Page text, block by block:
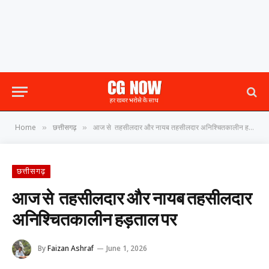
Home » छत्तीसगढ़ » आज से तहसीलदार और नायब तहसीलदार अनिश्चितकालीन हड़ताल पर
छत्तीसगढ़
आज से तहसीलदार और नायब तहसीलदार
अनिश्चितकालीन हड़ताल पर
ByFaizan Ashraf June 1, 2026